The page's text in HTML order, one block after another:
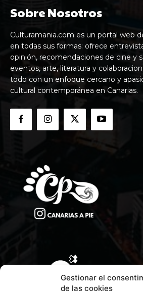
Gestionar el
de las cookies
Sobre Nosotros
Culturamania.com es un portal web
en todas sus formas: ofrece
opinión, recomendaciones de cine y
eventos, arte, literatura y
todo con un enfoque cercano y
cultural contemporánea en Canarias.